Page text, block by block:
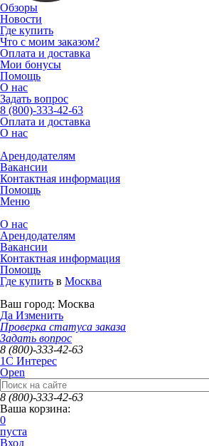
Обзоры
Новости
Где купить
Что с моим заказом?
Оплата и доставка
Мои бонусы
Помощь
О нас
Задать вопрос
8 (800)-333-42-63
Оплата и доставка
О нас
Арендодателям
Вакансии
Контактная информация
Помощь
Меню
О нас
Арендодателям
Вакансии
Контактная информация
Помощь
Где купить в Москва
Ваш город: Москва
Да Изменить
Проверка статуса заказа
Задать вопрос
8 (800)-333-42-63
1C Интерес
Open
8 (800)-333-42-63
Ваша корзина:
0
пуста
Вход